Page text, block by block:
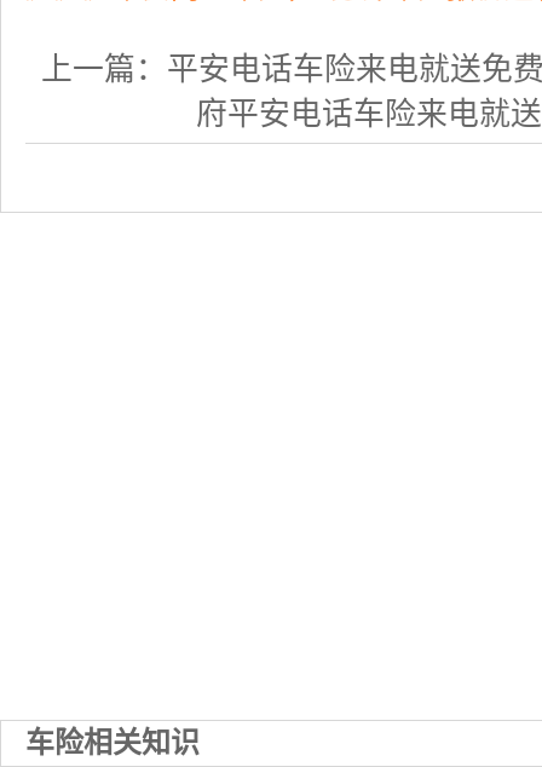
上一篇： 平安电话车险来电就送免
府平安电话车险来电就
车险相关知识